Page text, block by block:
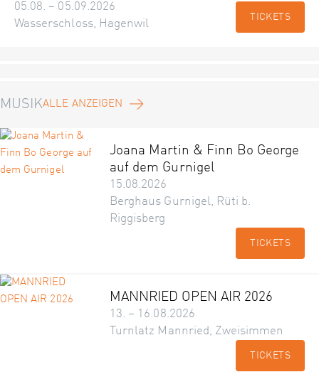
05.08. – 05.09.2026
Wasserschloss, Hagenwil
TICKETS
MUSIKALLE ANZEIGEN
Joana Martin & Finn Bo George
auf dem Gurnigel
15.08.2026
Berghaus Gurnigel, Rüti b.
Riggisberg
TICKETS
MANNRIED OPEN AIR 2026
13. – 16.08.2026
Turnlatz Mannried, Zweisimmen
TICKETS